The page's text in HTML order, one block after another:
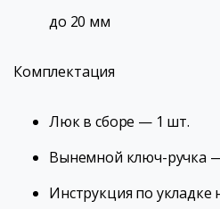
до 20 мм
Комплектация
Люк в сборе — 1 шт.
Вынемной ключ-ручка
Инструкция по